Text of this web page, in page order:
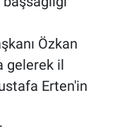
Özkan
gelerek il
Erten'in